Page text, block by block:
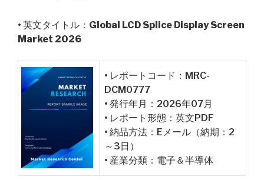
• 英文タイトル： Global LCD Splice Display Screen
Market 2026
• レポートコード：MRC-
DCM0777
• 発行年月：2026年07月
• レポート形態：英文PDF
• 納品方法：Eメール（納期：2
～3日）
• 産業分類：電子＆半導体